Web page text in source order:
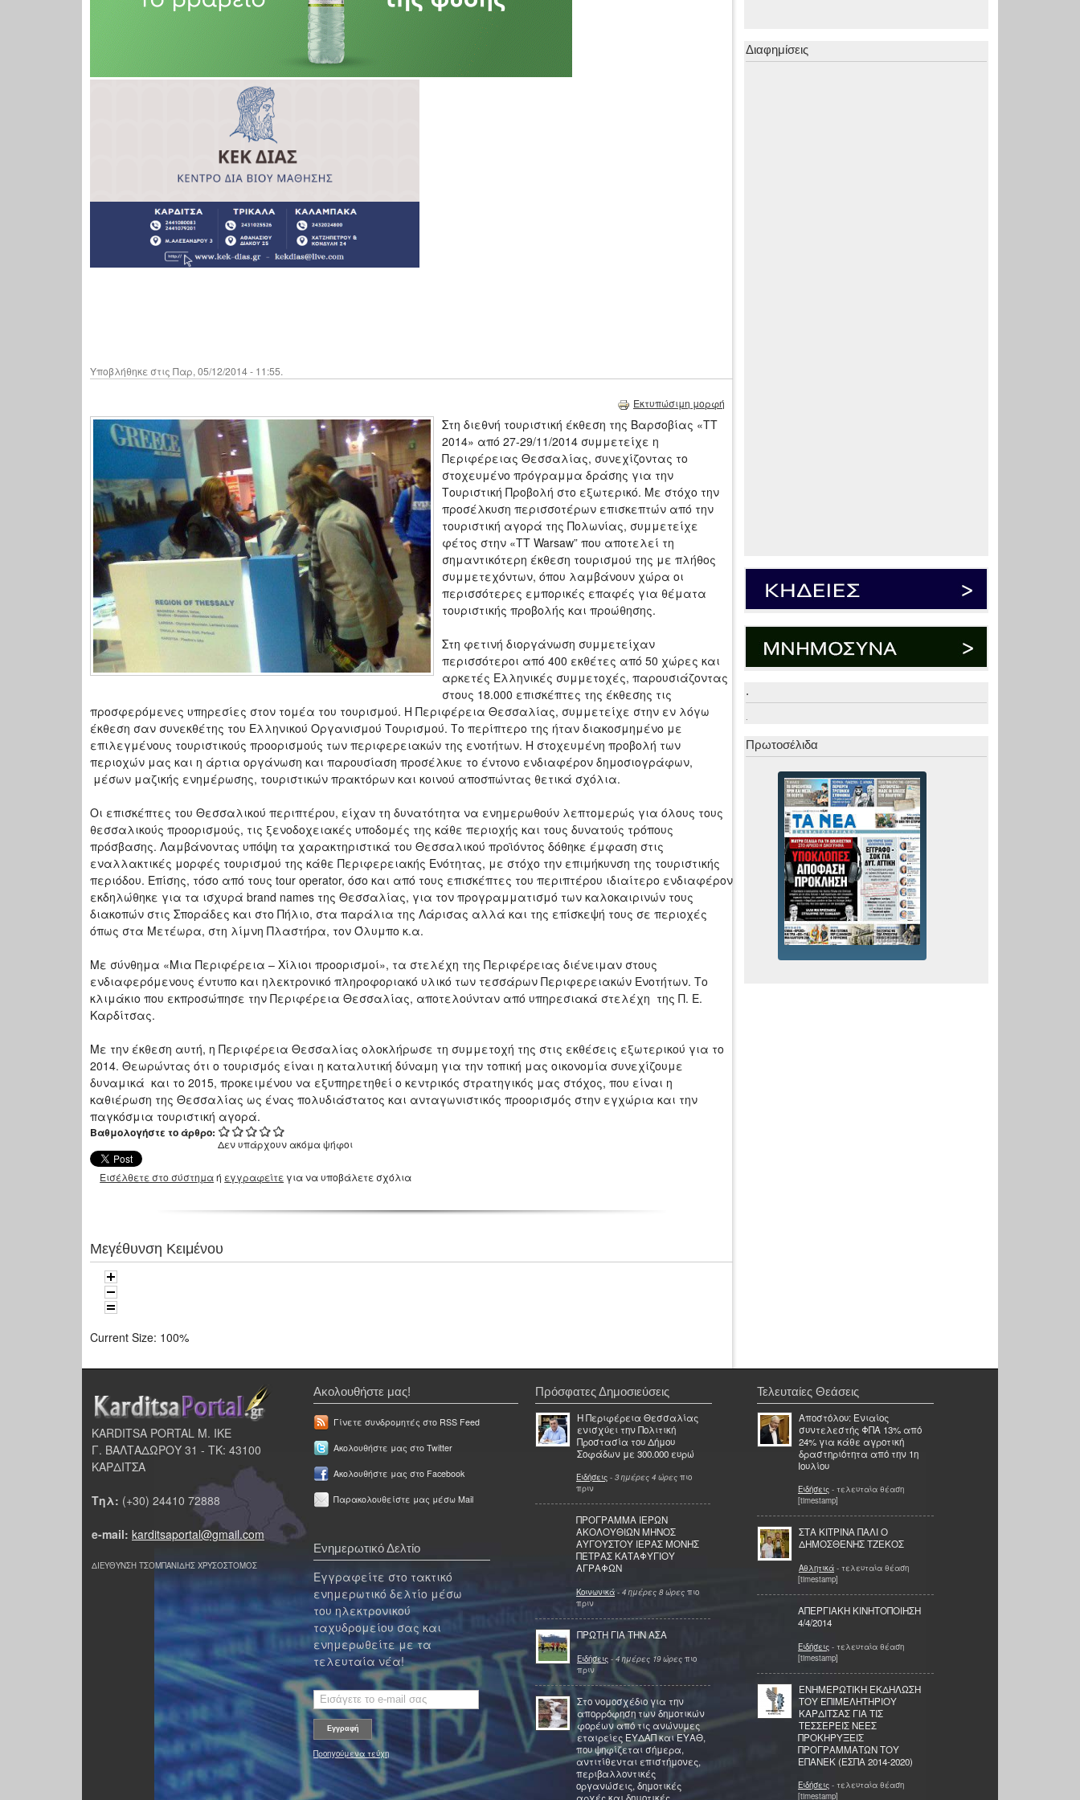
Υποβλήθηκε στις Παρ, 05/12/2014 - 11:55.
Εκτυπώσιμη μορφή
Στη διεθνή τουριστική έκθεση της Βαρσοβίας «ΤΤ
2014» από 27-29/11/2014 συμμετείχε η
Περιφέρειας Θεσσαλίας, συνεχίζοντας το
στοχευμένο πρόγραμμα δράσης για την
Τουριστική Προβολή στο εξωτερικό. Με στόχο την
προσέλκυση περισσοτέρων επισκεπτών από την
τουριστική αγορά της Πολωνίας, συμμετείχε
φέτος στην «ΤΤ Warsaw” που αποτελεί τη
σημαντικότερη έκθεση τουρισμού της με πλήθος
συμμετεχόντων, όπου λαμβάνουν χώρα οι
περισσότερες εμπορικές επαφές για θέματα
τουριστικής προβολής και προώθησης.
Στη φετινή διοργάνωση συμμετείχαν
περισσότεροι από 400 εκθέτες από 50 χώρες και
αρκετές Ελληνικές συμμετοχές, παρουσιάζοντας
στους 18.000 επισκέπτες της έκθεσης τις
προσφερόμενες υπηρεσίες στον τομέα του τουρισμού. Η Περιφέρεια Θεσσαλίας, συμμετείχε στην εν λόγω
έκθεση σαν συνεκθέτης του Ελληνικού Οργανισμού Τουρισμού. Το περίπτερο της ήταν διακοσμημένο με
επιλεγμένους τουριστικούς προορισμούς των περιφερειακών της ενοτήτων. Η στοχευμένη προβολή των
περιοχών μας και η άρτια οργάνωση και παρουσίαση προσέλκυε το έντονο ενδιαφέρον δημοσιογράφων,
μέσων μαζικής ενημέρωσης, τουριστικών πρακτόρων και κοινού αποσπώντας θετικά σχόλια.
Οι επισκέπτες του Θεσσαλικού περιπτέρου, είχαν τη δυνατότητα να ενημερωθούν λεπτομερώς για όλους τους
θεσσαλικούς προορισμούς, τις ξενοδοχειακές υποδομές της κάθε περιοχής και τους δυνατούς τρόπους
πρόσβασης. Λαμβάνοντας υπόψη τα χαρακτηριστικά του Θεσσαλικού προϊόντος δόθηκε έμφαση στις
εναλλακτικές μορφές τουρισμού της κάθε Περιφερειακής Ενότητας, με στόχο την επιμήκυνση της τουριστικής
περιόδου. Επίσης, τόσο από τους tour operator, όσο και από τους επισκέπτες του περιπτέρου ιδιαίτερο ενδιαφέρον
εκδηλώθηκε για τα ισχυρά brand names της Θεσσαλίας, για τον προγραμματισμό των καλοκαιρινών τους
διακοπών στις Σποράδες και στο Πήλιο, στα παράλια της Λάρισας αλλά και της επίσκεψή τους σε περιοχές
όπως στα Μετέωρα, στη λίμνη Πλαστήρα, τον Όλυμπο κ.α.
Με σύνθημα «Μια Περιφέρεια – Χίλιοι προορισμοί», τα στελέχη της Περιφέρειας διένειμαν στους
ενδιαφερόμενους έντυπο και ηλεκτρονικό πληροφοριακό υλικό των τεσσάρων Περιφερειακών Ενοτήτων. Το
κλιμάκιο που εκπροσώπησε την Περιφέρεια Θεσσαλίας, αποτελούνταν από υπηρεσιακά στελέχη της Π. Ε.
Καρδίτσας.
Με την έκθεση αυτή, η Περιφέρεια Θεσσαλίας ολοκλήρωσε τη συμμετοχή της στις εκθέσεις εξωτερικού για το
2014. Θεωρώντας ότι ο τουρισμός είναι η καταλυτική δύναμη για την τοπική μας οικονομία συνεχίζουμε
δυναμικά και το 2015, προκειμένου να εξυπηρετηθεί ο κεντρικός στρατηγικός μας στόχος, που είναι η
καθιέρωση της Θεσσαλίας ως ένας πολυδιάστατος και ανταγωνιστικός προορισμός στην εγχώρια και την
παγκόσμια τουριστική αγορά.
Βαθμολογήστε το άρθρο:
Δεν υπάρχουν ακόμα ψήφοι
Εισέλθετε στο σύστημαή εγγραφείτε για να υποβάλετε σχόλια
Μεγέθυνση Κειμένου
Current Size: 100%
Διαφημίσεις
.
.
Πρωτοσέλιδα
KARDITSA PORTAL Μ. ΙΚΕ
Γ. ΒΑΛΤΑΔΩΡΟΥ 31 - ΤΚ: 43100
ΚΑΡΔΙΤΣΑ
Τηλ: (+30) 24410 72888
e-mail: karditsaportal@gmail.com
ΔΙΕΥΘΥΝΣΗ ΤΣΟΜΠΑΝΙΔΗΣ ΧΡΥΣΟΣΤΟΜΟΣ
Ακολουθήστε μας!
Γίνετε συνδρομητές στο RSS Feed
Ακολουθήστε μας στο Twitter
Ακολουθήστε μας στο Facebook
Παρακολουθείστε μας μέσω Mail
Ενημερωτικό Δελτίο
Εγγραφείτε στο τακτικό
ενημερωτικό δελτίο μέσω
του ηλεκτρονικού
ταχυδρομείου σας και
ενημερωθείτε με τα
τελευταία νέα!
Προηγούμενα τεύχη
Πρόσφατες Δημοσιεύσεις
Η Περιφέρεια Θεσσαλίας
ενισχύει την Πολιτική
Προστασία του Δήμου
Σοφάδων με 300.000 ευρώ
Ειδήσεις - 3 ημέρες 4 ώρες πιο
πριν
ΠΡΟΓΡΑΜΜΑ ΙΕΡΩΝ
ΑΚΟΛΟΥΘΙΩΝ ΜΗΝΟΣ
ΑΥΓΟΥΣΤΟΥ ΙΕΡΑΣ ΜΟΝΗΣ
ΠΕΤΡΑΣ ΚΑΤΑΦΥΓΙΟΥ
ΑΓΡΑΦΩΝ
Κοινωνικά - 4 ημέρες 8 ώρες πιο
πριν
ΠΡΩΤΗ ΓΙΑ ΤΗΝ ΑΣΑ
Ειδήσεις - 4 ημέρες 19 ώρες πιο
πριν
Στο νομοσχέδιο για την
απορρόφηση των δημοτικών
φορέων από τις ανώνυμες
εταιρείες ΕΥΔΑΠ και ΕΥΑΘ,
που ψηφίζεται σήμερα,
αντιτίθενται επιστήμονες,
περιβαλλοντικές
οργανώσεις, δημοτικές
αρχές και δημοτικές
Τελευταίες Θεάσεις
Αποστόλου: Ενιαίος
συντελεστής ΦΠΑ 13% από
24% για κάθε αγροτική
δραστηριότητα από την 1η
Ιουλίου
Ειδήσεις - τελευταία θέαση
[timestamp]
ΣΤΑ ΚΙΤΡΙΝΑ ΠΑΛΙ Ο
ΔΗΜΟΣΘΕΝΗΣ ΤΖΕΚΟΣ
Αθλητικά - τελευταία θέαση
[timestamp]
ΑΠΕΡΓΙΑΚΗ ΚΙΝΗΤΟΠΟΙΗΣΗ
4/4/2014
Ειδήσεις - τελευταία θέαση
[timestamp]
ΕΝΗΜΕΡΩΤΙΚΗ ΕΚΔΗΛΩΣΗ
ΤΟΥ ΕΠΙΜΕΛΗΤΗΡΙΟΥ
ΚΑΡΔΙΤΣΑΣ ΓΙΑ ΤΙΣ
ΤΕΣΣΕΡΕΙΣ ΝΕΕΣ
ΠΡΟΚΗΡΥΞΕΙΣ
ΠΡΟΓΡΑΜΜΑΤΩΝ ΤΟΥ
ΕΠΑΝΕΚ (ΕΣΠΑ 2014-2020)
Ειδήσεις - τελευταία θέαση
[timestamp]